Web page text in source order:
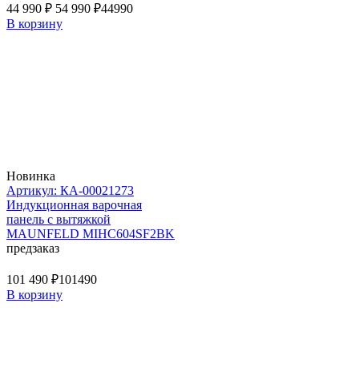
44 990 ₽ 54 990 ₽44990
В корзину
Новинка
Артикул: КА-00021273
Индукционная варочная
панель с вытяжкой
MAUNFELD MIHC604SF2BK
предзаказ
101 490 ₽101490
В корзину